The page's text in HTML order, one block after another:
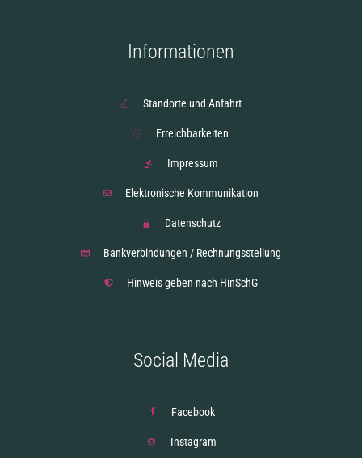
Informationen
Standorte und Anfahrt
Erreichbarkeiten
Impressum
Elektronische Kommunikation
Datenschutz
Bankverbindungen / Rechnungsstellung
Hinweis geben nach HinSchG
Social Media
Facebook
Instagram